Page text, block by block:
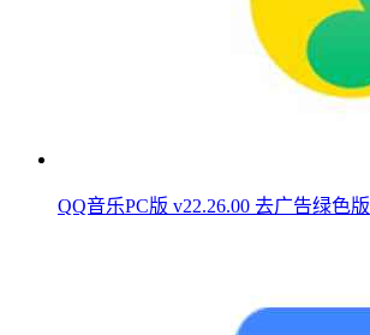
QQ音乐PC版 v22.26.00 去广告绿色版